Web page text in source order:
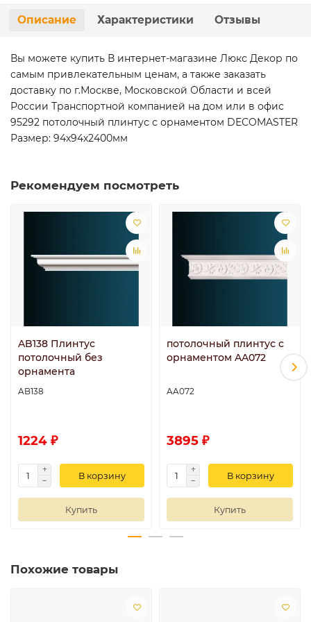
Описание Характеристики Отзывы
Вы можете купить В интернет-магазине Люкс Декор по
самым привлекательным ценам, а также заказать
доставку по г.Москве, Московской Области и всей
России Транспортной компанией на дом или в офис
95292 потолочный плинтус с орнаментом DECOMASTER
Размер: 94х94х2400мм
Рекомендуем посмотреть
AB138 Плинтус
потолочный без
орнамента
AB138
1224 ₽
В корзину
Купить
потолочный плинтус с
орнаментом AA072
AA072
3895 ₽
В корзину
Купить
Похожие товары